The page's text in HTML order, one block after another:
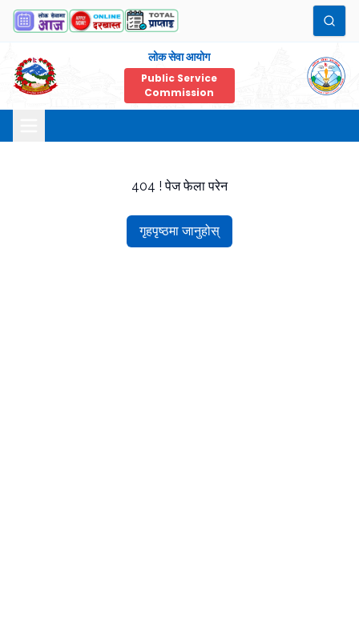
लोक सेवा आयोग
Public Service
Commission
404 ! पेज फेला परेन
गृहपृष्ठमा जानुहोस्